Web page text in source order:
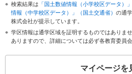
検索結果は 「国土数値情報（小学校区データ）
情報（中学校区データ）」（国土交通省） の通
株式会社が提示しています。
学区情報は通学区域を証明するものではありま
ありますので、詳細については必ず各教育委員
マイページを